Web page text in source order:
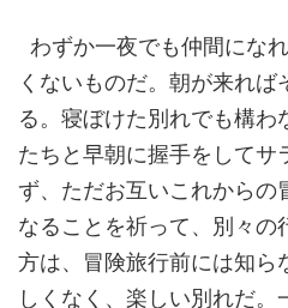
わずか一夜でも仲間にな
くないものだ。朝が来れば
る。寝ぼけた別れでも構わ
たちと早朝に握手をしてサ
ず、ただお互いこれからの
なることを祈って、別々の
方は、冒険旅行前には知ら
しくなく、楽しい別れだ。